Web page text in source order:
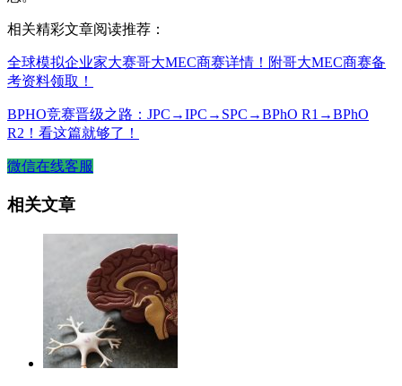
相关精彩文章阅读推荐：
全球模拟企业家大赛哥大MEC商赛详情！附哥大MEC商赛备
考资料领取！
BPHO竞赛晋级之路：JPC→IPC→SPC→BPhO R1→BPhO
R2！看这篇就够了！
微信在线客服
相关文章